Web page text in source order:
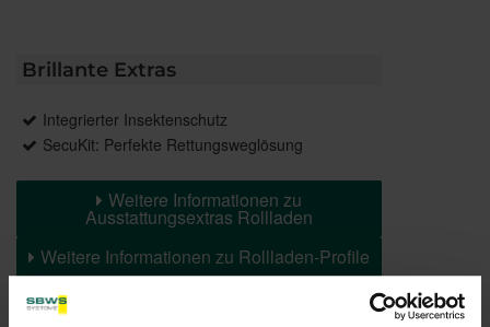
Brillante Extras
Integrierter Insektenschutz
SecuKit: Perfekte Rettungsweglösung
Weitere Informationen zu
Ausstattungsextras Rollladen
Weitere Informationen zu Rollladen-Profile